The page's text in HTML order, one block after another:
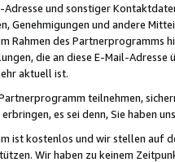
Adresse und sonstiger
Genehmigungen und andere
Rahmen des Partnerprogramms
die an diese E-Mail-
aktuell ist.
teilnehmen,
es sei denn, Sie haben
ist kostenlos und wir stellen auf
Wir haben zu keinem